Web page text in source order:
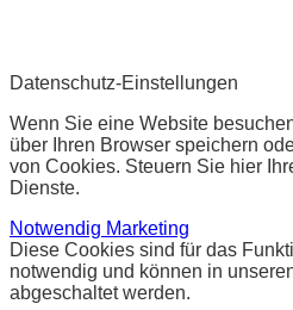
Datenschutz-Einstellungen
Wenn Sie eine Website
über Ihren Browser speichern
von Cookies. Steuern Sie hier
Dienste.
Notwendig Marketing
Diese Cookies sind für das
notwendig und können in
abgeschaltet werden.